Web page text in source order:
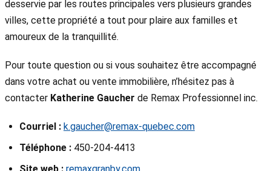
desservie par les routes principales vers plusieurs grandes
villes, cette propriété a tout pour plaire aux familles et
amoureux de la tranquillité.
Pour toute question ou si vous souhaitez être accompagné
dans votre achat ou vente immobilière, n’hésitez pas à
contacter Katherine Gaucher de Remax Professionnel inc.
Courriel : k.gaucher@remax-quebec.com
Téléphone : 450-204-4413